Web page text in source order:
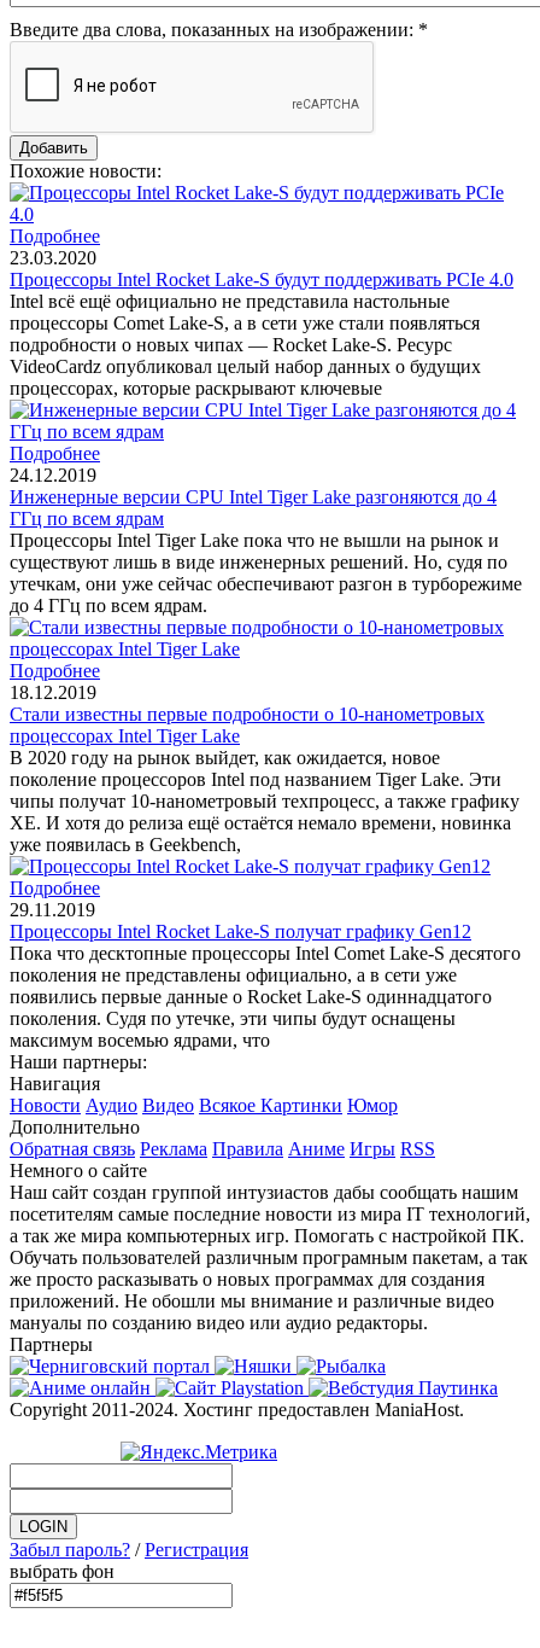
Введите два слова, показанных на изображении: *
Похожие новости:
Подробнее
23.03.2020
Процессоры Intel Rocket Lake-S будут поддерживать PCIe 4.0
Intel всё ещё официально не представила настольные
процессоры Comet Lake-S, а в сети уже стали появляться
подробности о новых чипах — Rocket Lake-S. Ресурс
VideoCardz опубликовал целый набор данных о будущих
процессорах, которые раскрывают ключевые
Подробнее
24.12.2019
Инженерные версии CPU Intel Tiger Lake разгоняются до 4
ГГц по всем ядрам
Процессоры Intel Tiger Lake пока что не вышли на рынок и
существуют лишь в виде инженерных решений. Но, судя по
утечкам, они уже сейчас обеспечивают разгон в турборежиме
до 4 ГГц по всем ядрам.
Подробнее
18.12.2019
Стали известны первые подробности о 10-нанометровых
процессорах Intel Tiger Lake
В 2020 году на рынок выйдет, как ожидается, новое
поколение процессоров Intel под названием Tiger Lake. Эти
чипы получат 10-нанометровый техпроцесс, а также графику
XE. И хотя до релиза ещё остаётся немало времени, новинка
уже появилась в Geekbench,
Подробнее
29.11.2019
Процессоры Intel Rocket Lake-S получат графику Gen12
Пока что десктопные процессоры Intel Comet Lake-S десятого
поколения не представлены официально, а в сети уже
появились первые данные о Rocket Lake-S одиннадцатого
поколения. Судя по утечке, эти чипы будут оснащены
максимум восемью ядрами, что
Наши партнеры:
Навигация
Новости Аудио Видео Всякое Картинки Юмор
Дополнительно
Обратная связь Реклама Правила Аниме Игры RSS
Немного о сайте
Наш сайт создан группой интузиастов дабы сообщать нашим
посетителям самые последние новости из мира IT технологий,
а так же мира компьютерных игр. Помогать с настройкой ПК.
Обучать пользователей различным програмным пакетам, а так
же просто расказывать о новых программах для создания
приложений. Не обошли мы внимание и различные видео
мануалы по созданию видео или аудио редакторы.
Партнеры
Copyright 2011-2024. Хостинг предоставлен ManiaHost.
Забыл пароль? /Регистрация
выбрать фон